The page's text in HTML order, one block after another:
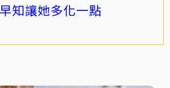
知讓她多化一點